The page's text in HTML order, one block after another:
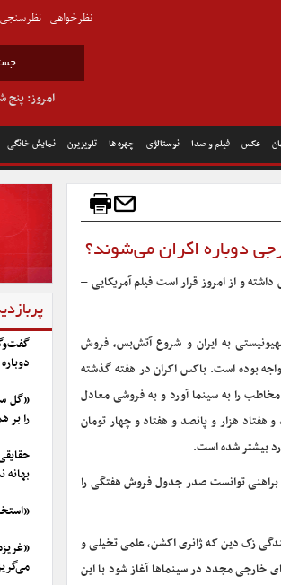
عکس فیلم و صدا نوستالژی چهره ها تلویزیون نمایش خانگی
امروز: پنج شنبه , ۱۵
نظرخواهی نظرسنجی
دوباره اکران می‌شوند؟
و از امروز قرار است فیلم آمریکایی –
به ایران و شروع آتش‌بس، فروش
با افزایش مواجه بوده است. باکس اکران در هفته گذشته
توانست در ۱۵ هزار و ۲۸۷ سانس حدود ۳۴۳ هزار و ۹۱۷ مخاطب را به سینما آورد و به فروشی معادل
هزار و پانصد و هفتاد و چهار تومان
براهنی توانست صدر جدول فروش هفتگی را
اسکات دریکسون و نویسندگی زک دین که ژانری اکشن، علمی تخیلی و
خارجی مجدد در سینماها آغاز شود با این
«گل
را بر
بهانه